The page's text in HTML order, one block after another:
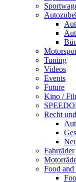
Tuning
Videos
Events
Future
Kino /
Recht
Fahrräder
Food